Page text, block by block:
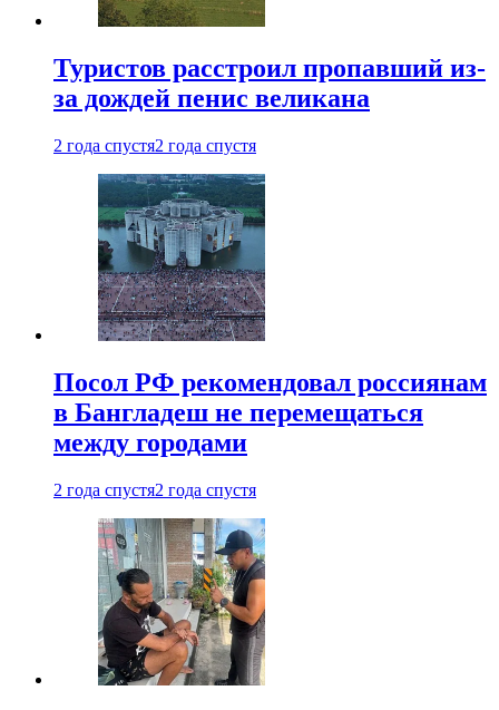
Туристов расстроил пропавший из-
за дождей пенис великана
2 года спустя2 года спустя
Посол РФ рекомендовал россиянам
в Бангладеш не перемещаться
между городами
2 года спустя2 года спустя